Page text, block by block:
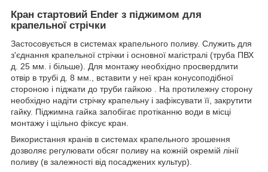
Кран стартовий Ender з піджимом для
крапельної стрічки
Застосовується в системах крапельного поливу. Служить для
з'єднання крапельної стрічки і основної магістралі (труба ПВХ
д. 25 мм. і більше). Для монтажу необхідно просвердлити
отвір в трубі д. 8 мм., вставити у неї кран конусоподібної
стороною і піджати до труби гайкою . На протилежну сторону
необхідно надіти стрічку крапельну і зафіксувати її, закрутити
гайку. Піджимна гайка запобігає протіканню води в місці
монтажу і щільно фіксує кран.
Використання кранів в системах крапельного зрошення
дозволяє регулювати обсяг поливу на кожній окремій лінії
поливу (в залежності від посаджених культур).